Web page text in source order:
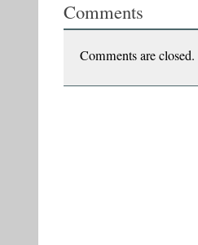
Comments
Comments are closed.